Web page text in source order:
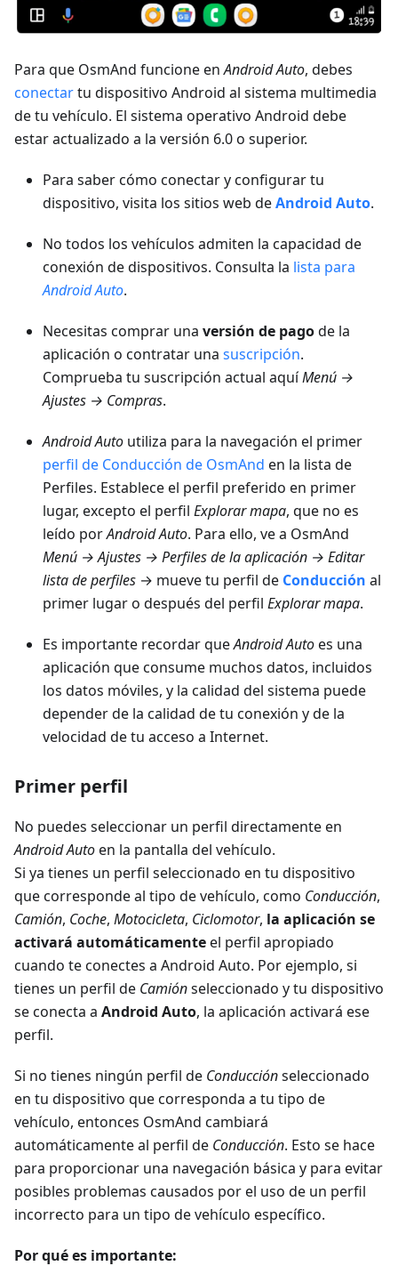
Para que OsmAnd funcione enAndroid Auto, debes
conectartu dispositivo Android al sistema multimedia
de tu vehículo. El sistema operativo Android debe
estar actualizado a la versión 6.0 o superior.
Para saber cómo conectar y configurar tu
dispositivo, visita los sitios web deAndroid Auto.
No todos los vehículos admiten la capacidad de
conexión de dispositivos. Consulta la lista para
Android Auto.
Necesitas comprar una versión de pagode la
aplicación o contratar una suscripción.
Comprueba tu suscripción actual aquíMenú →
Ajustes → Compras.
Android Auto utiliza para la navegación el primer
perfil de Conducción de OsmAnd en la lista de
Perfiles. Establece el perfil preferido en primer
lugar, excepto el perfil Explorar mapa, que no es
leído porAndroid Auto. Para ello, ve a OsmAnd
Menú → Ajustes → Perfiles de la aplicación → Editar
lista de perfiles → mueve tu perfil de Conducción al
primer lugar o después del perfil Explorar mapa.
Es importante recordar queAndroid Autoes una
aplicación que consume muchos datos, incluidos
los datos móviles, y la calidad del sistema puede
depender de la calidad de tu conexión y de la
velocidad de tu acceso a Internet.
Primer perfil
No puedes seleccionar un perfil directamente en
Android Autoen la pantalla del vehículo.
Si ya tienes un perfil seleccionado en tu dispositivo
que corresponde al tipo de vehículo, como Conducción,
Camión, Coche, Motocicleta, Ciclomotor, la aplicación se
activará automáticamenteel perfil apropiado
cuando te conectes a Android Auto. Por ejemplo, si
tienes un perfil de Camiónseleccionado y tu dispositivo
se conecta a Android Auto, la aplicación activará ese
perfil.
Si no tienes ningún perfil de Conducciónseleccionado
en tu dispositivo que corresponda a tu tipo de
vehículo, entonces OsmAnd cambiará
automáticamente al perfil de Conducción. Esto se hace
para proporcionar una navegación básica y para evitar
posibles problemas causados por el uso de un perfil
incorrecto para un tipo de vehículo específico.
Por qué es importante: